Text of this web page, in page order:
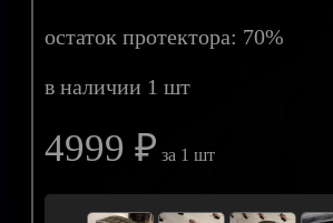
остаток протектора: 70%
в наличии 1 шт
4999 ₽ за 1 шт